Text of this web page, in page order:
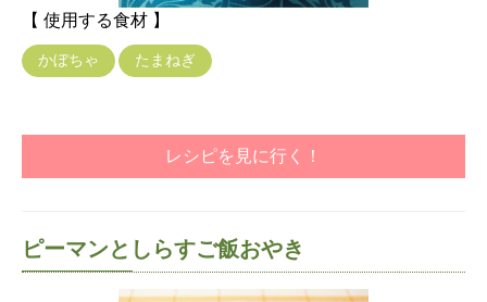
【 使用する食材 】
かぼちゃ たまねぎ
レシピを見に行く！
ピーマンとしらすご飯おやき